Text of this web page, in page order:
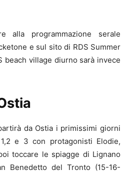
alla programmazione serale
e sul sito di RDS Summer
beach village diurno sarà invece
da Ostia i primissimi giorni
e 3 con protagonisti Elodie,
toccare le spiagge di Lignano
Benedetto del Tronto (15-16-